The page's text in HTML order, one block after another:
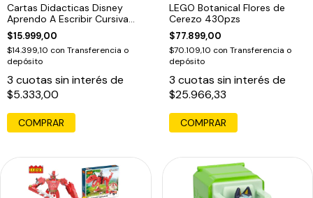
Cartas Didacticas Disney
Aprendo A Escribir Cursiva
Imprenta1
$15.999,00
$14.399,10 con Transferencia o
depósito
3 cuotas sin interés de
$5.333,00
COMPRAR
LEGO Botanical Flores de
Cerezo 430pzs
$77.899,00
$70.109,10 con Transferencia o
depósito
3 cuotas sin interés de
$25.966,33
COMPRAR